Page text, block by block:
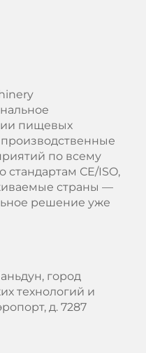
пищевых
по всему
СЕ/ISO,
страны —
решение уже
город
технологий и
д. 7287